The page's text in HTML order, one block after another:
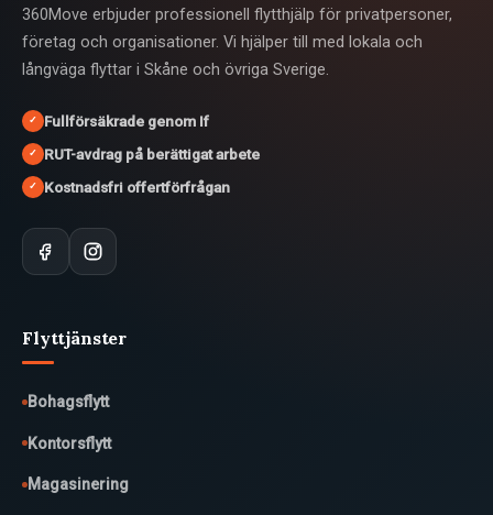
360Move erbjuder professionell flytthjälp för privatpersoner,
företag och organisationer. Vi hjälper till med lokala och
långväga flyttar i Skåne och övriga Sverige.
✓ Fullförsäkrade genom If
✓ RUT-avdrag på berättigat arbete
✓ Kostnadsfri offertförfrågan
Flyttjänster
Bohagsflytt
Kontorsflytt
Magasinering